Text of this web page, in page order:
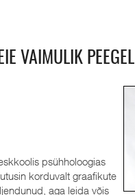
VAIMULIK PEEGEL
psühholoogias
korduvalt graafikute
aga leida võis